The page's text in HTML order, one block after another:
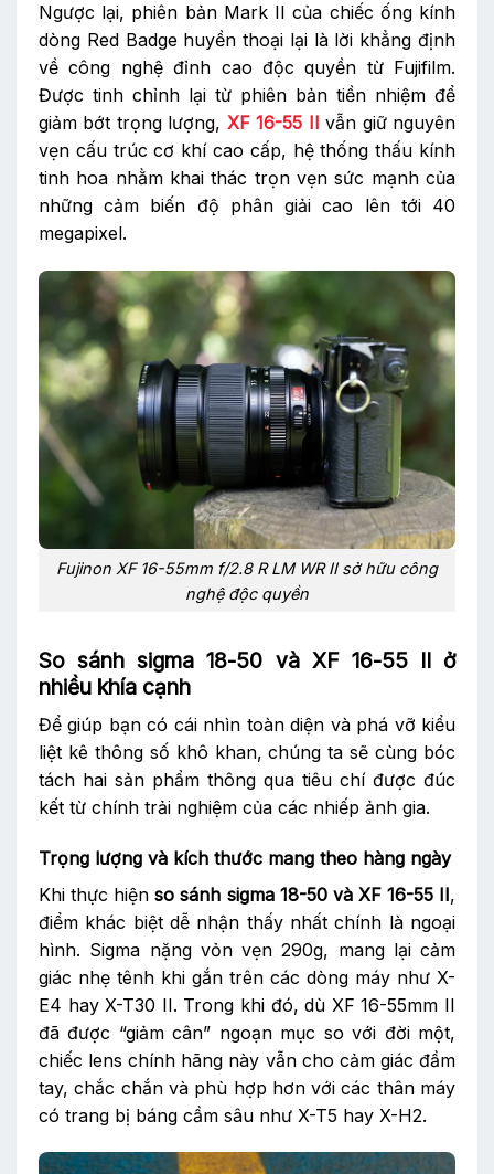
Ngược lại, phiên bản Mark II của chiếc ống kính
dòng Red Badge huyền thoại lại là lời khẳng định
về công nghệ đỉnh cao độc quyền từ Fujifilm.
Được tinh chỉnh lại từ phiên bản tiền nhiệm để
giảm bớt trọng lượng, XF 16-55 II vẫn giữ nguyên
vẹn cấu trúc cơ khí cao cấp, hệ thống thấu kính
tinh hoa nhằm khai thác trọn vẹn sức mạnh của
những cảm biến độ phân giải cao lên tới 40
megapixel.
Fujinon XF 16-55mm f/2.8 R LM WR II sở hữu công
nghệ độc quyền
So sánh sigma 18-50 và XF 16-55 II ở
nhiều khía cạnh
Để giúp bạn có cái nhìn toàn diện và phá vỡ kiểu
liệt kê thông số khô khan, chúng ta sẽ cùng bóc
tách hai sản phẩm thông qua tiêu chí được đúc
kết từ chính trải nghiệm của các nhiếp ảnh gia.
Trọng lượng và kích thước mang theo hàng ngày
Khi thực hiệnso sánh sigma 18-50 và XF 16-55 II,
điểm khác biệt dễ nhận thấy nhất chính là ngoại
hình. Sigma nặng vỏn vẹn 290g, mang lại cảm
giác nhẹ tênh khi gắn trên các dòng máy như X-
E4 hay X-T30 II. Trong khi đó, dù XF 16-55mm II
đã được “giảm cân” ngoạn mục so với đời một,
chiếc lens chính hãng này vẫn cho cảm giác đầm
tay, chắc chắn và phù hợp hơn với các thân máy
có trang bị báng cầm sâu như X-T5 hay X-H2.